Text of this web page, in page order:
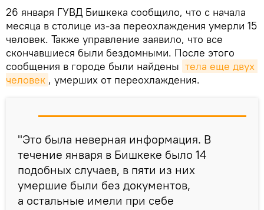
26 января ГУВД Бишкека сообщило, что с начала
месяца в столице из-за переохлаждения умерли 15
человек. Также управление заявило, что все
скончавшиеся были бездомными. После этого
сообщения в городе были найдены тела еще двух
человек , умерших от переохлаждения.
"Это была неверная информация. В
течение января в Бишкеке было 14
подобных случаев, в пяти из них
умершие были без документов,
а остальные имели при себе